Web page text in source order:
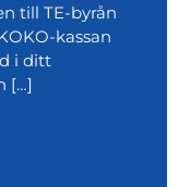
till TE-byrån
kassan
i ditt
[…]